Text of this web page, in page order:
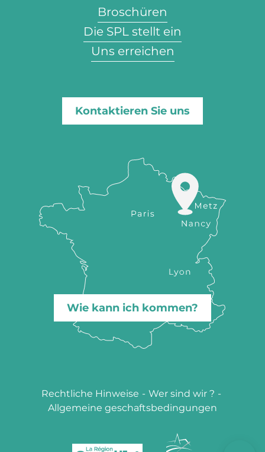
Broschüren
Die SPL stellt ein
Uns erreichen
Kontaktieren Sie uns
Wie kann ich kommen?
Rechtliche Hinweise - Wer sind wir ? -
Allgemeine geschaftsbedingungen